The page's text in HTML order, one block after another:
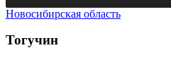
Новосибирская область
Тогучин